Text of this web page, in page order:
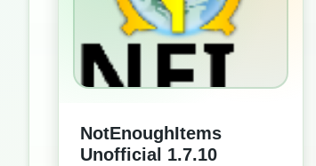
NotEnoughItems
Unofficial 1.7.10